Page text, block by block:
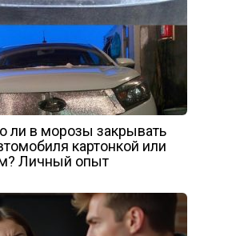
ли в морозы закрывать
картонкой или
Личный опыт